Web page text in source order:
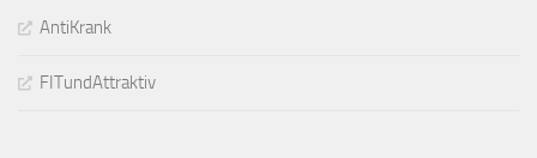
AntiKrank
FITundAttraktiv